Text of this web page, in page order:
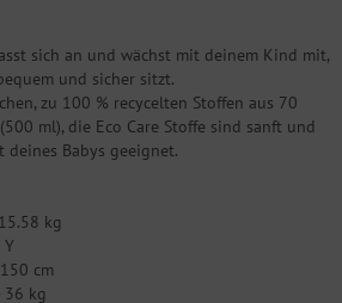
sich an und wächst mit deinem Kind mit,
und sicher sitzt.
zu 100 % recycelten Stoffen aus 70
ml), die Eco Care Stoffe sind sanft und
Babys geeignet.
kg
cm
36 kg